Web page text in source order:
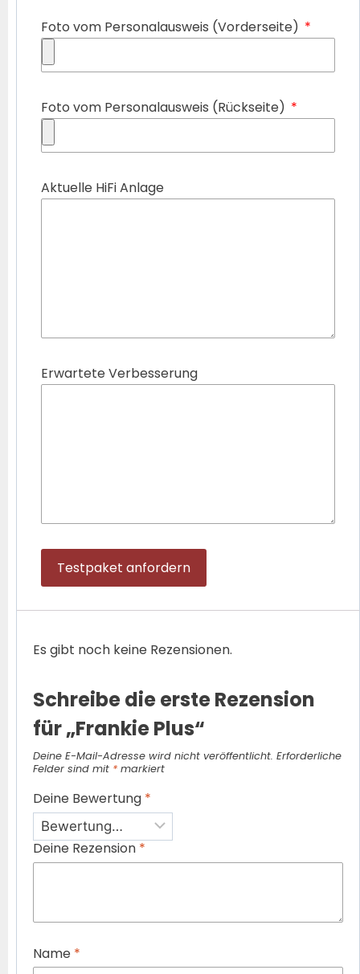
Foto vom Personalausweis (Vorderseite)
Foto vom Personalausweis (Rückseite)
Aktuelle HiFi Anlage
Erwartete Verbesserung
Testpaket anfordern
Es gibt noch keine Rezensionen.
Schreibe die erste Rezension
für „Frankie Plus“
Deine E-Mail-Adresse wird nicht veröffentlicht. Erforderliche
Felder sind mit * markiert
Deine Bewertung *
Deine Rezension *
Name *